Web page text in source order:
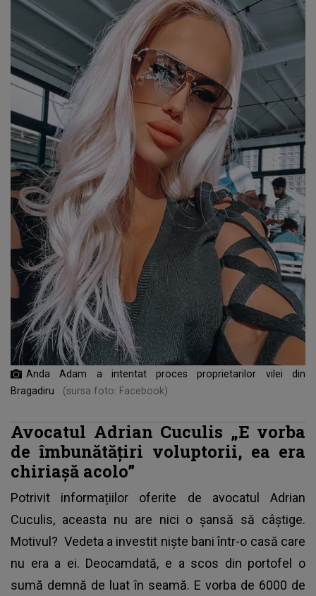
Anda Adam a intentat proces proprietarilor vilei din
Bragadiru
(sursa foto: Facebook)
Avocatul Adrian Cuculis „E vorba
de îmbunătățiri voluptorii, ea era
chiriașă acolo”
Potrivit informațiilor oferite de avocatul Adrian
Cuculis, aceasta nu are nici o șansă să câștige.
Motivul? Vedeta a investit niște bani într-o casă care
nu era a ei. Deocamdată, e a scos din portofel o
sumă demnă de luat în seamă. E vorba de 6000 de